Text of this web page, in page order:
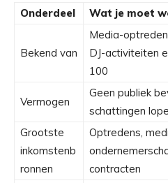
Onderdeel Wat je moet
Bekend van
Media-
DJ-activiteiten
100
Vermogen
Geen publiek
schattingen
Grootste
inkomstenb
ronnen
Optredens,
contracten